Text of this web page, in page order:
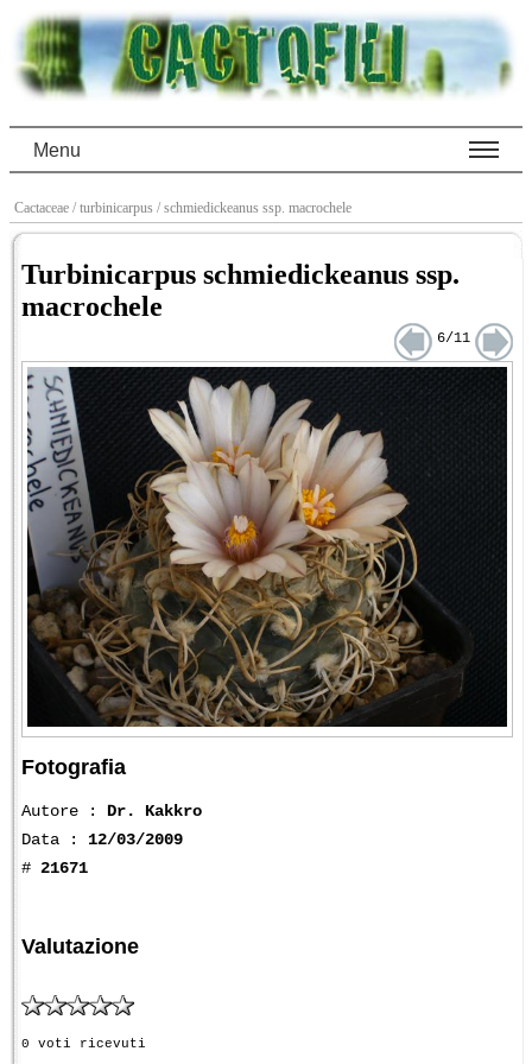
Menu
Cactaceae / turbinicarpus / schmiedickeanus ssp. macrochele
Turbinicarpus schmiedickeanus ssp.
macrochele
6/11
Fotografia
Autore : Dr. Kakkro
Data : 12/03/2009
# 21671
Valutazione
0 voti ricevuti